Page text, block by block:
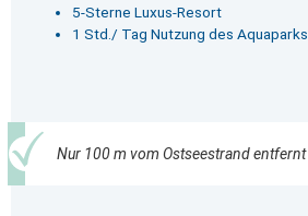
5-Sterne Luxus-Resort
1 Std./ Tag Nutzung des Aquaparks
Nur 100 m vom Ostseestrand entfernt